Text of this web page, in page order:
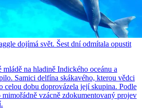
dojímá svět. Šest dní odmítala opustit
mládě na hladině Indického oceánu a
Samici delfína skákavého, kterou vědci
celou dobu doprovázela její skupina. Podle
vzácně zdokumentovaný projev